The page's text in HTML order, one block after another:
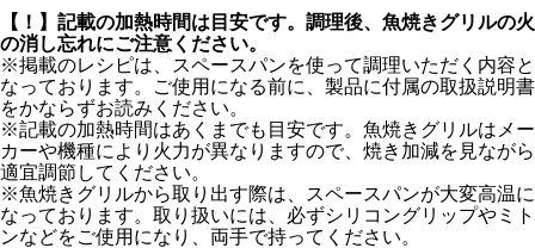
【！】記載の加熱時間は目安です。調理後、魚焼きグリルの火
の消し忘れにご注意ください。
※掲載のレシピは、スペースパンを使って調理いただく内容と
なっております。ご使用になる前に、製品に付属の取扱説明書
をかならずお読みください。
※記載の加熱時間はあくまでも目安です。魚焼きグリルはメー
カーや機種により火力が異なりますので、焼き加減を見ながら
適宜調節してください。
※魚焼きグリルから取り出す際は、スペースパンが大変高温に
なっております。取り扱いには、必ずシリコングリップやミト
ンなどをご使用になり、両手で持ってください。